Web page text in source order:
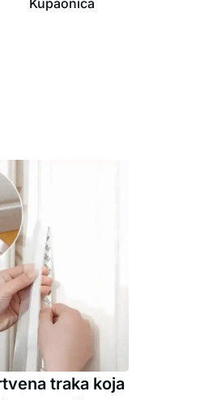
Kupaonica
traka koja